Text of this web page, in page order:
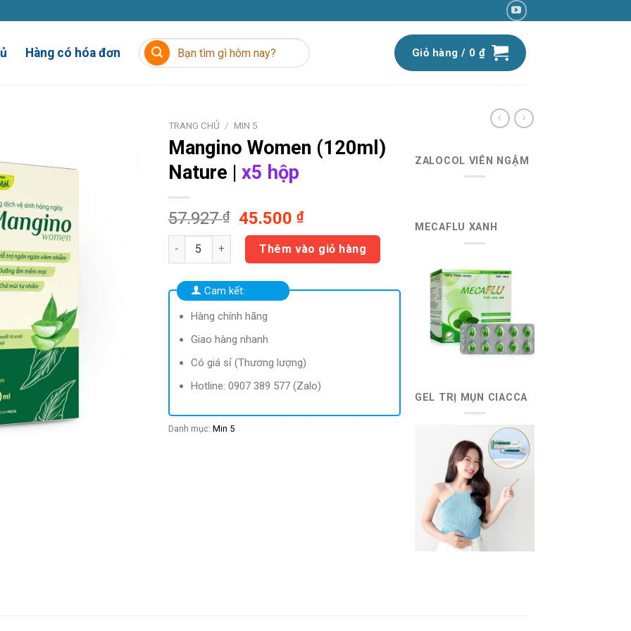
Hàng có hóa đơn
Tìm
kiếm:
Giỏ hàng / 0 ₫
TRANG CHỦ / MIN 5
Mangino Women (120ml)
Nature | x5 hộp
57.927₫
Giá
gốc
57.927 ₫.
45.500₫Giá
hiện
tại
là:
45.500 ₫.
Mangino Women (120ml) Nature | x5 hộp số lượng
Thêm vào giỏ hàng
Cam kết:
Hàng chính hãng
Giao hàng nhanh
Có giá sỉ (Thương lượng)
Hotline: 0907 389 577 (Zalo)
Danh mục: Min 5
ZALOCOL VIÊN NGẬM
MECAFLU XANH
GEL TRỊ MỤN CIACCA